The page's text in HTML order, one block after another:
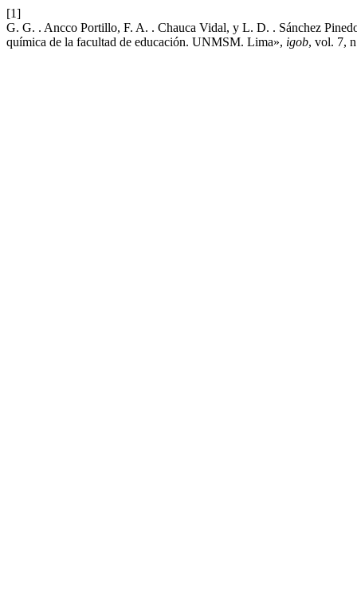
[1]
G. G. . Ancco Portillo, F. A. . Chauca Vidal, y L. D. . Sánchez
química de la facultad de educación. UNMSM. Lima», igob, vol. 7,